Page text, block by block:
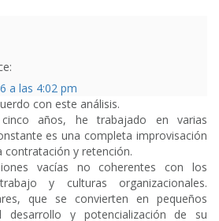
a las 4:02 pm
con este análisis.
años, he trabajado en varias
es una completa improvisación
contratación y retención.
vacías no coherentes con los
y culturas organizacionales.
que se convierten en pequeños
desarrollo y potencialización de su